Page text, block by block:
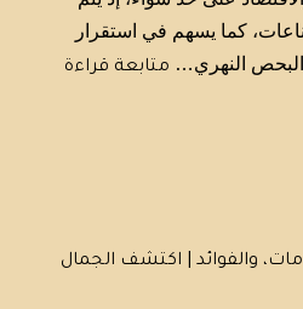
كما يسهم في استقرار
البحص النهري… متابعة قراءة
والفوائد | اكتشف الجمال